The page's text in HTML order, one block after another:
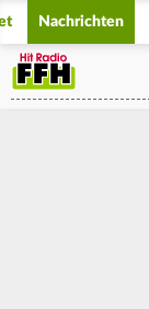
Nachrichten